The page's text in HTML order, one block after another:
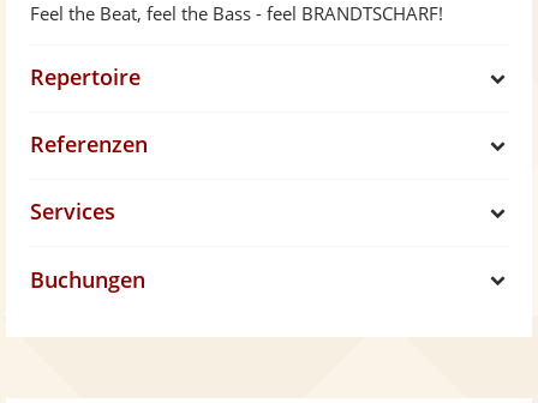
Feel the Beat, feel the Bass - feel BRANDTSCHARF!
Repertoire
w
Referenzen
o
Services
h
Buchungen